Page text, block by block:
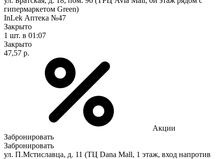
гипермаркетом Green)
InLek Аптека №47
Закрыто
1 шт. в 01:07
Закрыто
47,57 р.
Акции
Забронировать
Забронировать
ул. П.Мстиславца, д. 11 (ТЦ Dana Mall, 1 этаж, вход напротив